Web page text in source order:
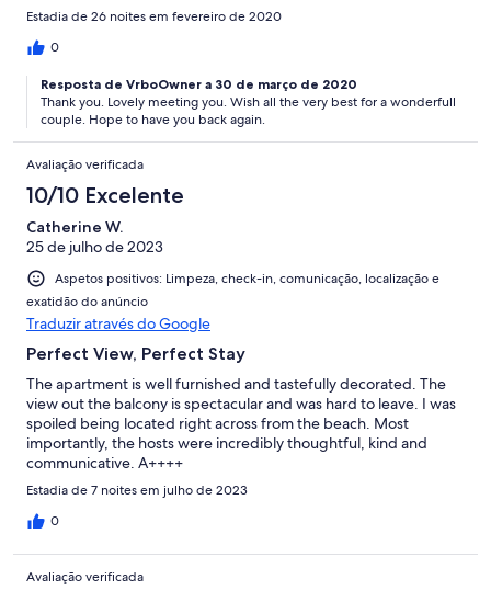
Estadia de 26 noites em fevereiro de 2020
0
Resposta de VrboOwner a 30 de março de 2020
Thank you. Lovely meeting you. Wish all the very best for a wonderfull
couple. Hope to have you back again.
Avaliação verificada
10/10 Excelente
Catherine W.
25 de julho de 2023
Aspetos positivos: Limpeza, check-in, comunicação, localização e
exatidão do anúncio
Traduzir através do Google
Perfect View, Perfect Stay
The apartment is well furnished and tastefully decorated. The
view out the balcony is spectacular and was hard to leave. I was
spoiled being located right across from the beach. Most
importantly, the hosts were incredibly thoughtful, kind and
communicative. A++++
Estadia de 7 noites em julho de 2023
0
Avaliação verificada